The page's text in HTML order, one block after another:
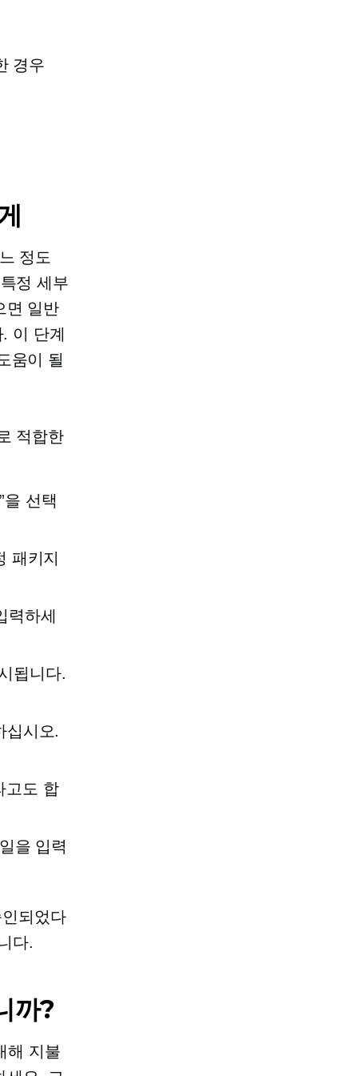
경우
정도
정 세부
면 일반
이 단계
움이 될
적합한
을 선택
패키지
력하세
됩니다.
십시오.
고도 합
을 입력
되었다
다.
까?
해 지불